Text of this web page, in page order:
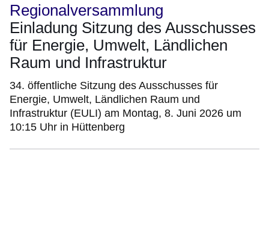
Regionalversammlung
Einladung Sitzung des Ausschusses
für Energie, Umwelt, Ländlichen
Raum und Infrastruktur
34. öffentliche Sitzung des Ausschusses für
Energie, Umwelt, Ländlichen Raum und
Infrastruktur (EULI) am Montag, 8. Juni 2026 um
10:15 Uhr in Hüttenberg